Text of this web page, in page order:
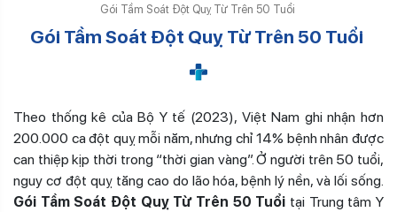
Gói Tầm Soát Đột Quỵ Từ Trên 50 Tuổi
Gói Tầm Soát Đột Quỵ Từ Trên 50 Tuổi
Theo thống kê của Bộ Y tế (2023), Việt Nam ghi nhận hơn
200.000 ca đột quỵ mỗi năm, nhưng chỉ 14% bệnh nhân được
can thiệp kịp thời trong “thời gian vàng”. Ở người trên 50 tuổi,
nguy cơ đột quỵ tăng cao do lão hóa, bệnh lý nền, và lối sống.
Gói Tầm Soát Đột Quỵ Từ Trên 50 Tuổi tại Trung tâm Y